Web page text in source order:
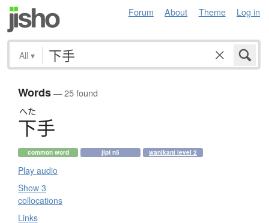
Forum About Theme Log in
All ▾
Words— 25 found
へた
下手
common word jlpt n5 wanikani level 2
Play audio
Show 3
collocations
Links